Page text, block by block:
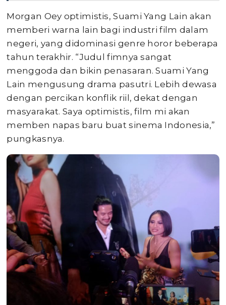
Morgan Oey optimistis, Suami Yang Lain akan
memberi warna lain bagi industri film dalam
negeri, yang didominasi genre horor beberapa
tahun terakhir. “Judul fimnya sangat
menggoda dan bikin penasaran. Suami Yang
Lain mengusung drama pasutri. Lebih dewasa
dengan percikan konflik riil, dekat dengan
masyarakat. Saya optimistis, film mi akan
memben napas baru buat sinema Indonesia,”
pungkasnya.